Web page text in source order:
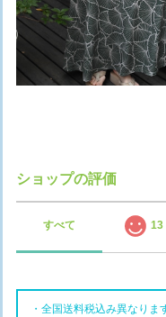
ショップの評価
すべて 13
・全国送料税込み異なり